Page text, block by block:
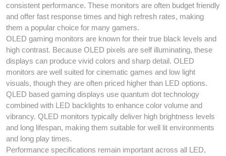
consistent performance. These monitors are often budget friendly
and offer fast response times and high refresh rates, making
them a popular choice for many gamers.
OLED gaming monitors are known for their true black levels and
high contrast. Because OLED pixels are self illuminating, these
displays can produce vivid colors and sharp detail. OLED
monitors are well suited for cinematic games and low light
visuals, though they are often priced higher than LED options.
QLED based gaming displays use quantum dot technology
combined with LED backlights to enhance color volume and
vibrancy. QLED monitors typically deliver high brightness levels
and long lifespan, making them suitable for well lit environments
and long play times.
Performance specifications remain important across all LED,